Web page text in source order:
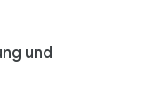
und